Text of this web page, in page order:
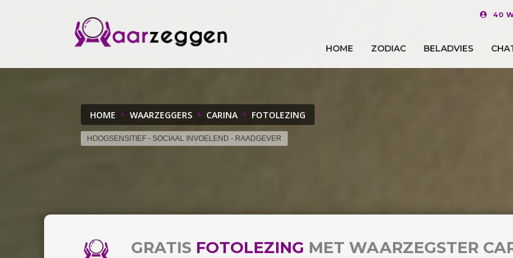
40
HOME ZODIAC BELADVIES
HOME WAARZEGGERS CARINA FOTOLEZING
HOOGSENSITIEF - SOCIAAL INVOELEND - RAADGEVER
GRATIS FOTOLEZING MET WAARZEGSTER